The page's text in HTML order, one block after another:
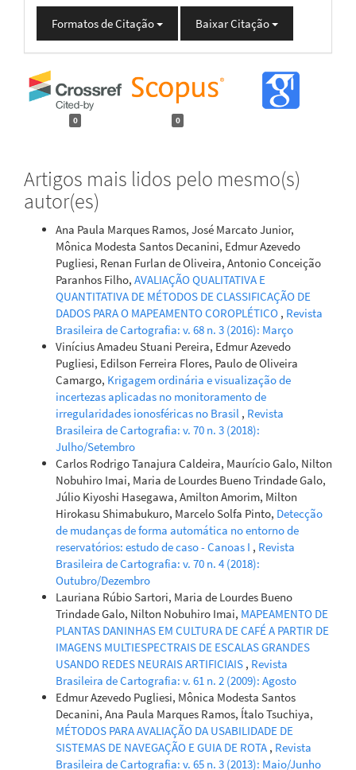
Formatos de Citação Baixar Citação
0 0
Artigos mais lidos pelo mesmo(s)
autor(es)
Ana Paula Marques Ramos, José Marcato Junior,
Mônica Modesta Santos Decanini, Edmur Azevedo
Pugliesi, Renan Furlan de Oliveira, Antonio Conceição
Paranhos Filho, AVALIAÇÃO QUALITATIVA E
QUANTITATIVA DE MÉTODOS DE CLASSIFICAÇÃO DE
DADOS PARA O MAPEAMENTO COROPLÉTICO , Revista
Brasileira de Cartografia: v. 68 n. 3 (2016): Março
Vinícius Amadeu Stuani Pereira, Edmur Azevedo
Pugliesi, Edilson Ferreira Flores, Paulo de Oliveira
Camargo, Krigagem ordinária e visualização de
incertezas aplicadas no monitoramento de
irregularidades ionosféricas no Brasil , Revista
Brasileira de Cartografia: v. 70 n. 3 (2018):
Julho/Setembro
Carlos Rodrigo Tanajura Caldeira, Maurício Galo, Nilton
Nobuhiro Imai, Maria de Lourdes Bueno Trindade Galo,
Júlio Kiyoshi Hasegawa, Amilton Amorim, Milton
Hirokasu Shimabukuro, Marcelo Solfa Pinto, Detecção
de mudanças de forma automática no entorno de
reservatórios: estudo de caso - Canoas I , Revista
Brasileira de Cartografia: v. 70 n. 4 (2018):
Outubro/Dezembro
Lauriana Rúbio Sartori, Maria de Lourdes Bueno
Trindade Galo, Nilton Nobuhiro Imai, MAPEAMENTO DE
PLANTAS DANINHAS EM CULTURA DE CAFÉ A PARTIR DE
IMAGENS MULTIESPECTRAIS DE ESCALAS GRANDES
USANDO REDES NEURAIS ARTIFICIAIS , Revista
Brasileira de Cartografia: v. 61 n. 2 (2009): Agosto
Edmur Azevedo Pugliesi, Mônica Modesta Santos
Decanini, Ana Paula Marques Ramos, Ítalo Tsuchiya,
MÉTODOS PARA AVALIAÇÃO DA USABILIDADE DE
SISTEMAS DE NAVEGAÇÃO E GUIA DE ROTA , Revista
Brasileira de Cartografia: v. 65 n. 3 (2013): Maio/Junho